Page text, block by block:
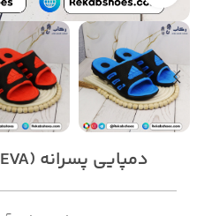
دمپایی پسرانه (EVA): آدیداس چفتی